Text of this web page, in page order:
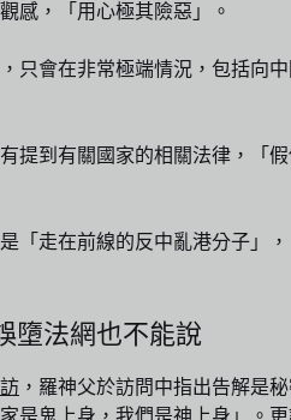
感，「用心極其險惡」。
只會在非常極端情況，包括向
提到有關國家的相關法律，「
「走在前線的反中亂港分子
墮法網也不能說
，羅神父於訪問中指出告解是
鬼上身，我們是神上身」。